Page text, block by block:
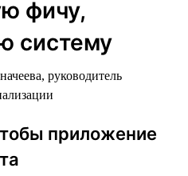
фичу,
систему
руководитель
приложение